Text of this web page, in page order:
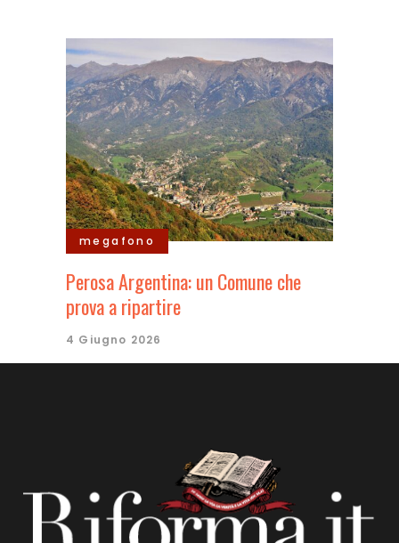
megafono
Perosa Argentina: un Comune che
prova a ripartire
4 Giugno 2026